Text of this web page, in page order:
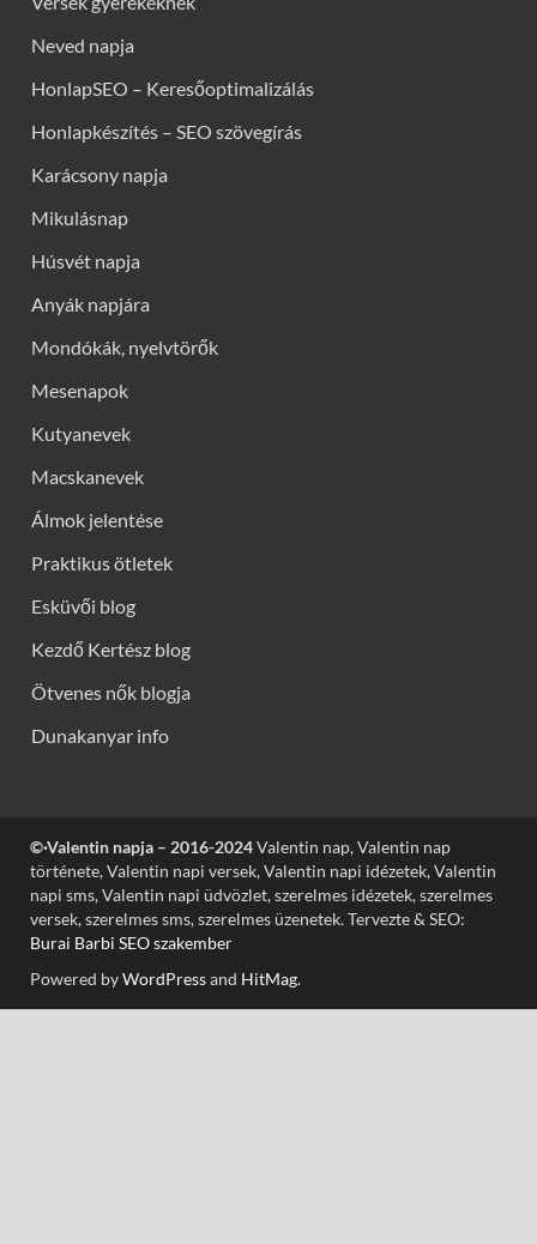
Neved napja
HonlapSEO – Keresőoptimalizálás
Honlapkészítés – SEO szövegírás
Karácsony napja
Mikulásnap
Húsvét napja
Anyák napjára
Mondókák, nyelvtörők
Mesenapok
Kutyanevek
Macskanevek
Álmok jelentése
Praktikus ötletek
Esküvői blog
Kezdő Kertész blog
Ötvenes nők blogja
Dunakanyar info
©·Valentin napja – 2016-2024Valentin nap, Valentin nap
története, Valentin napi versek, Valentin napi idézetek, Valentin
napi sms, Valentin napi üdvözlet, szerelmes idézetek, szerelmes
versek, szerelmes sms, szerelmes üzenetek. Tervezte & SEO:
Burai Barbi SEO szakember
Powered byWordPressand HitMag.